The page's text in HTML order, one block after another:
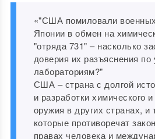
«"США помиловали
Японии в обмен на
"отряда 731" – насколько
доверия их разъяснения по
лабораториям?"
США – страна с долгой
и разработки химического
оружия в других странах, и
которые противоречат
правах человека и